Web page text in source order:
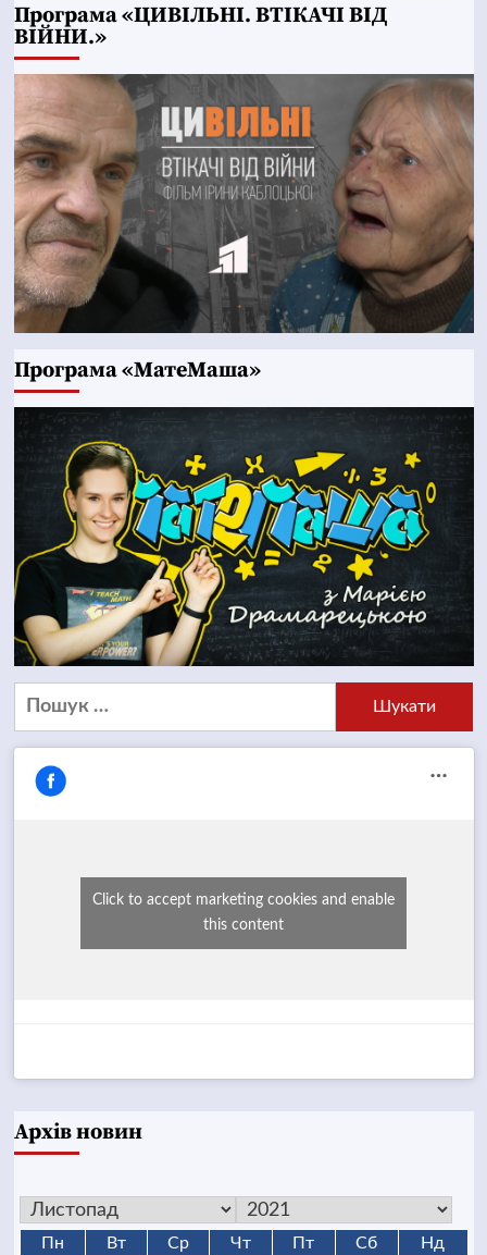
Програма «ЦИВІЛЬНІ. ВТІКАЧІ ВІД
ВІЙНИ.»
Програма «МатеМаша»
Пошук:
Click to accept marketing cookies and enable
this content
Архів новин
Пн Вт Ср Чт Пт Сб Нд